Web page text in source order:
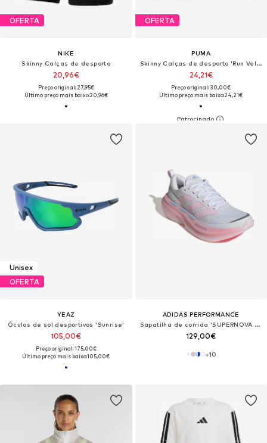
OFERTA
NIKE
Skinny Calças de desporto
20,96€
Preço original: 27,95€
Último preço mais baixo:20,96€
OFERTA
PUMA
Skinny Calças de desporto 'Run Velocity 5'
24,21€
Preço original: 30,00€
Último preço mais baixo:24,21€
Unisex
OFERTA
YEAZ
Óculos de sol desportivos 'Sunrise'
105,00€
Preço original: 175,00€
Último preço mais baixo:105,00€
ADIDAS PERFORMANCE
Sapatilha de corrida 'SUPERNOVA GLIDE'
129,00€
+10